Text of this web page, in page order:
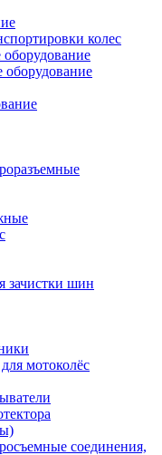
колес
шин
мотоколёс
соединения,